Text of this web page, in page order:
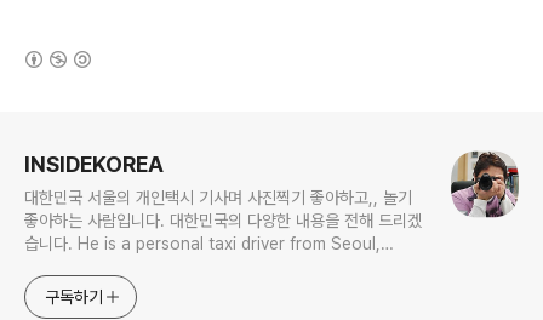
INSIDEKOREA
대한민국 서울의 개인택시 기사며 사진찍기 좋아하고,, 놀기
좋아하는 사람입니다. 대한민국의 다양한 내용을 전해 드리겠
습니다. He is a personal taxi driver from Seoul,
play. I will give you various contents of Korea.
구독하기